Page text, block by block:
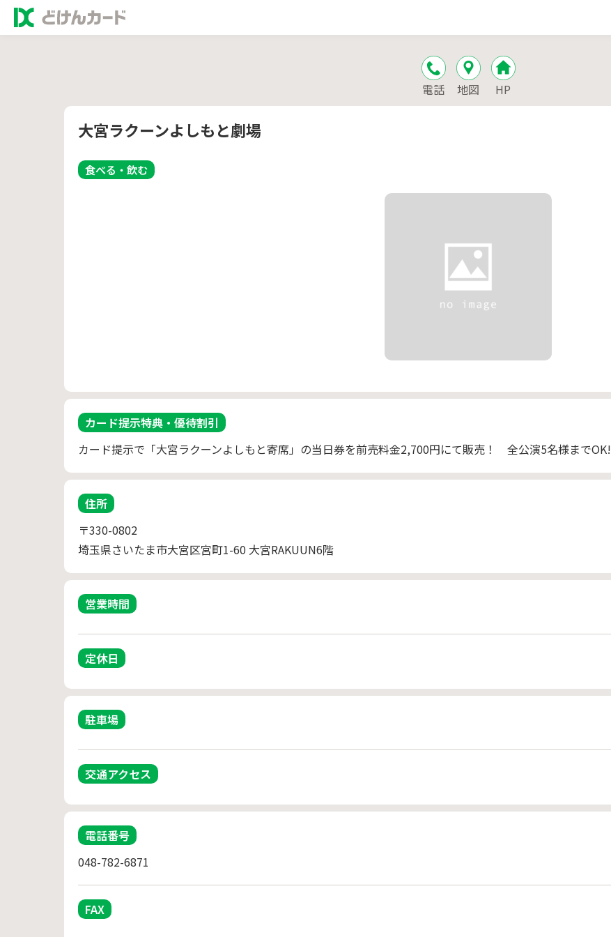
電話 地図 HP
大宮ラクーンよしもと劇場
食べる・飲む
カード提示特典・優待割引
カード提示で「大宮ラクーンよしもと寄席」の当日券を前売料金2,700円にて販売！ 全公演5名様までOK!
住所
〒330-0802
埼玉県さいたま市大宮区宮町1-60 大宮RAKUUN6階
営業時間
定休日
駐車場
交通アクセス
電話番号
048-782-6871
FAX